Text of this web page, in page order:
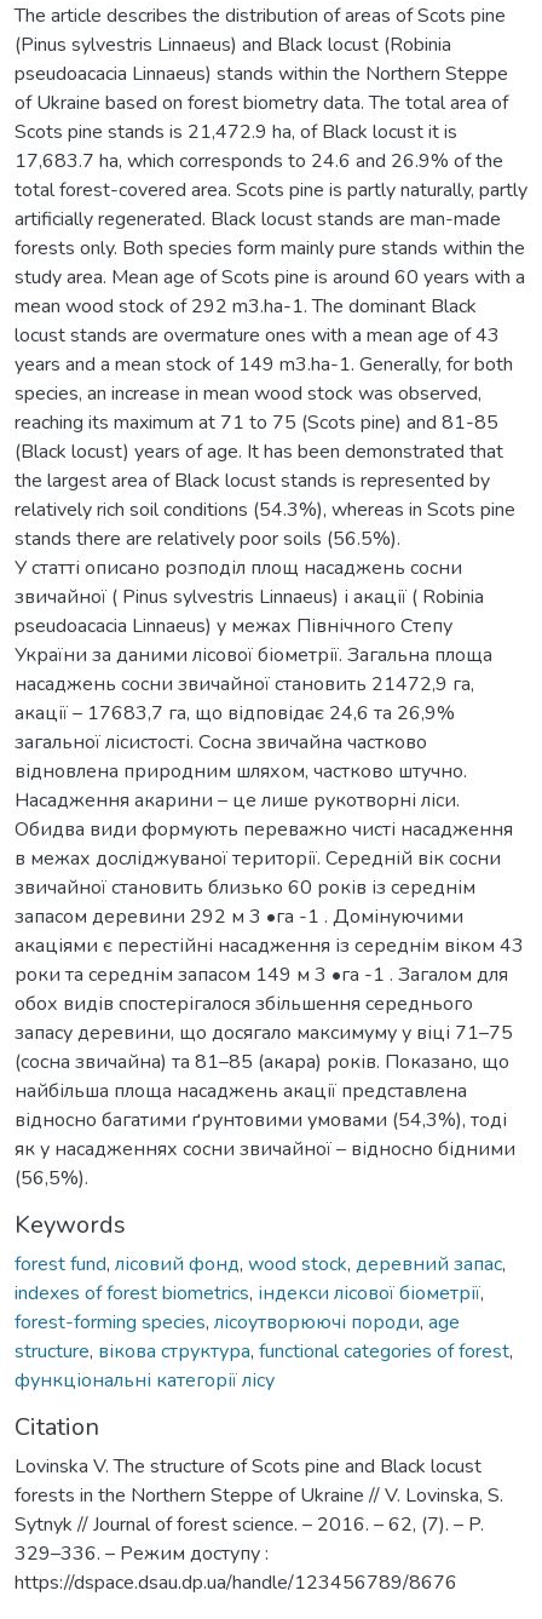
The article describes the distribution of areas of Scots pine
(Pinus sylvestris Linnaeus) and Black locust (Robinia
pseudoacacia Linnaeus) stands within the Northern Steppe
of Ukraine based on forest biometry data. The total area of
Scots pine stands is 21,472.9 ha, of Black locust it is
17,683.7 ha, which corresponds to 24.6 and 26.9% of the
total forest-covered area. Scots pine is partly naturally, partly
artificially regenerated. Black locust stands are man-made
forests only. Both species form mainly pure stands within the
study area. Mean age of Scots pine is around 60 years with a
mean wood stock of 292 m3.hа-1. The dominant Black
locust stands are overmature ones with a mean age of 43
years and a mean stock of 149 m3.hа-1. Generally, for both
species, an increase in mean wood stock was observed,
reaching its maximum at 71 to 75 (Scots pine) and 81-85
(Black locust) years of age. It has been demonstrated that
the largest area of Black locust stands is represented by
relatively rich soil conditions (54.3%), whereas in Scots pine
stands there are relatively poor soils (56.5%).
У статті описано розподіл площ насаджень сосни
звичайної ( Pinus sylvestris Linnaeus) і акації ( Robinia
pseudoacacia Linnaeus) у межах Північного Степу
України за даними лісової біометрії. Загальна площа
насаджень сосни звичайної становить 21472,9 га,
акації – 17683,7 га, що відповідає 24,6 та 26,9%
загальної лісистості. Сосна звичайна частково
відновлена природним шляхом, частково штучно.
Насадження акарини – це лише рукотворні ліси.
Обидва види формують переважно чисті насадження
в межах досліджуваної території. Середній вік сосни
звичайної становить близько 60 років із середнім
запасом деревини 292 м 3 •га -1 . Домінуючими
акаціями є перестійні насадження із середнім віком 43
роки та середнім запасом 149 м 3 •га -1 . Загалом для
обох видів спостерігалося збільшення середнього
запасу деревини, що досягало максимуму у віці 71–75
(сосна звичайна) та 81–85 (акара) років. Показано, що
найбільша площа насаджень акації представлена
відносно багатими ґрунтовими умовами (54,3%), тоді
як у насадженнях сосни звичайної – відносно бідними
(56,5%).
Keywords
forest fund, лісовий фонд, wood stock, деревний запас,
indexes of forest biometrics, індекси лісової біометрії,
forest-forming species, лісоутворюючі породи, age
structure, вікова структура, functional categories of forest,
функціональні категорії лісу
Citation
Lovinska V. The structure of Scots pine and Black locust
forests in the Northern Steppe of Ukraine // V. Lovinska, S.
Sytnyk // Journal of forest science. – 2016. – 62, (7). – P.
329–336. – Режим доступу :
https://dspace.dsau.dp.ua/handle/123456789/8676